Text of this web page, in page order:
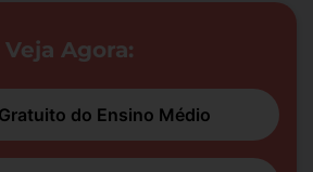
Veja Agora:
do Ensino Médio